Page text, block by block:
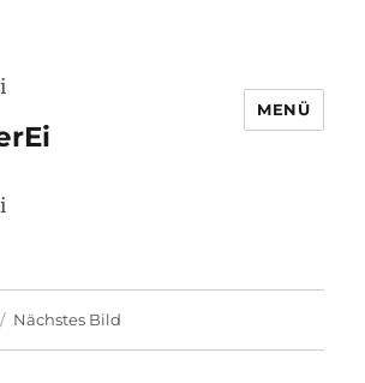
MENÜ
Nächstes Bild